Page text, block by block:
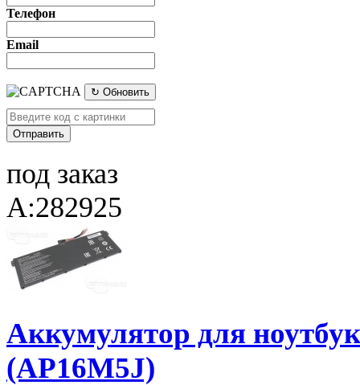
Телефон
Email
↻ Обновить
под заказ
A:282925
Аккумулятор для
(AP16M5J)